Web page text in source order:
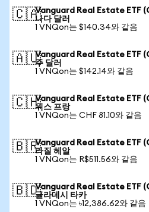
🇨🇦Vanguard Real Estate ETF
나다 달러
1 VNQon는 $140.34와 같음
🇦🇺Vanguard Real Estate ETF
주 달러
1 VNQon는 $142.14와 같음
🇨🇭Vanguard Real Estate ETF
위스 프랑
1 VNQon는 CHF 81.10와 같음
🇧🇷Vanguard Real Estate ETF
라질 헤알
1 VNQon는 R$511.56와 같음
🇧🇩Vanguard Real Estate ETF
글라데시 타카
1 VNQon는 ৳12,386.62와 같음